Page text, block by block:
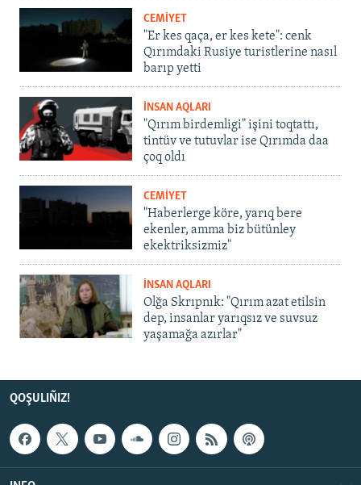
CEMİYET
"Er kes qaça, er kes kete": cenk
Qırımdaki Rusiye turistlerine nasıl
barıp yetti
İNSAN AQLARI
"Qırım birdemligi" işini toqtattı,
tintüv ve tutuvlar ise Qırımda daa
çoq oldı
CEMİYET
"Haberlerge köre, yarıq bere
ekenler, amma biz bütünley
ekektriksizmiz"
İNSAN AQLARI
Olğa Skrıpnık: "Qırım azat etilsin
dep, insanlar yarıqsız ve suvsuz
yaşamağa azırlar"
QOŞULIÑIZ!